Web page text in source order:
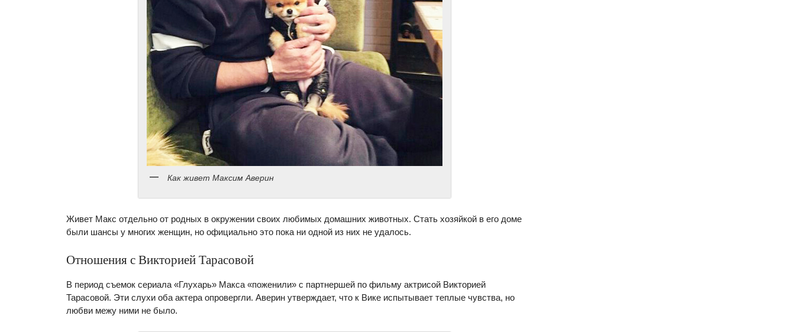
Как живет Максим Аверин
Живет Макс отдельно от родных в окружении своих любимых домашних животных. Стать хозяйкой в его доме
были шансы у многих женщин, но официально это пока ни одной из них не удалось.
Отношения с Викторией Тарасовой
В период съемок сериала «Глухарь» Макса «поженили» с партнершей по фильму актрисой Викторией
Тарасовой. Эти слухи оба актера опровергли. Аверин утверждает, что к Вике испытывает теплые чувства, но
любви межу ними не было.